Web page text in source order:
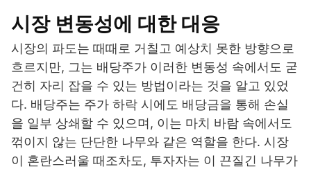
시장 변동성에 대한 대응
시장의 파도는 때때로 거칠고 예상치 못한 방향으로
흐르지만, 그는 배당주가 이러한 변동성 속에서도 굳
건히 자리 잡을 수 있는 방법이라는 것을 알고 있었
다. 배당주는 주가 하락 시에도 배당금을 통해 손실
을 일부 상쇄할 수 있으며, 이는 마치 바람 속에서도
꺾이지 않는 단단한 나무와 같은 역할을 한다. 시장
이 혼란스러울 때조차도, 투자자는 이 끈질긴 나무가